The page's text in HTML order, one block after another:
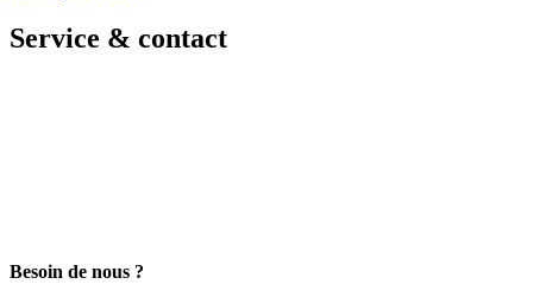
Service & contact
Besoin de nous ?